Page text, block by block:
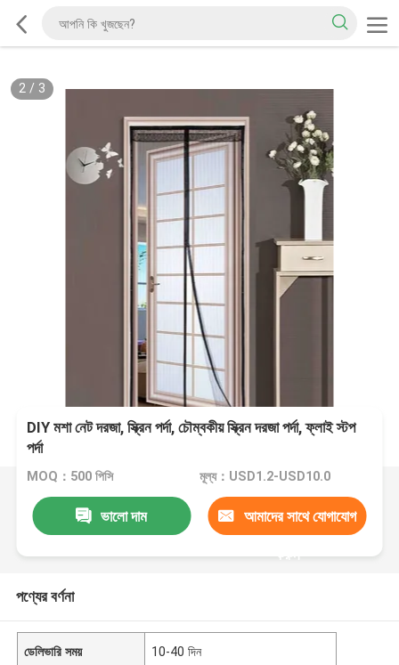
2/ 3
DIY মশা নেট দরজা, স্ক্রিন পর্দা, চৌম্বকীয় স্ক্রিন দরজা পর্দা, ফ্লাই স্টপ
পর্দা
MOQ：500 পিসি মূল্য：USD1.2-USD10.0
ভালো দাম আমাদের সাথে যোগাযোগ
করুন
পণ্যের বর্ণনা
ডেলিভারি সময় 10-40 দিন